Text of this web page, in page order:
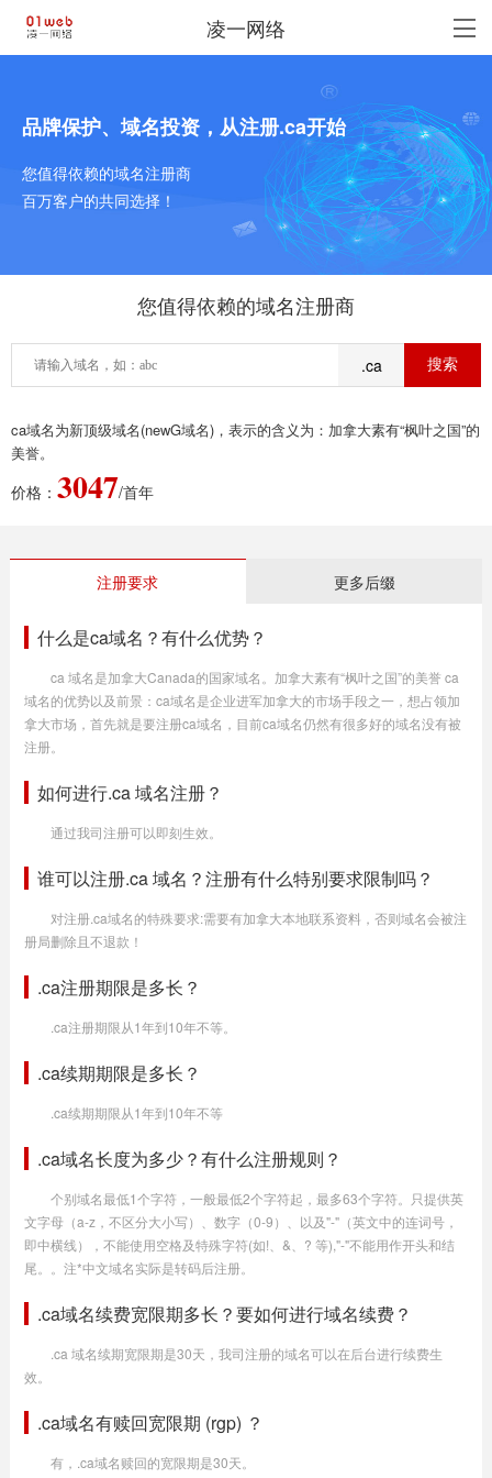
凌一网络
品牌保护、域名投资，从注册.ca开始
您值得依赖的域名注册商
百万客户的共同选择！
您值得依赖的域名注册商
.ca
ca域名为新顶级域名(newG域名)，表示的含义为：加拿大素有“枫叶之国”的
美誉。
价格： 3047/首年
注册要求 更多后缀
什么是ca域名？有什么优势？
ca 域名是加拿大Canada的国家域名。加拿大素有“枫叶之国”的美誉 ca
域名的优势以及前景：ca域名是企业进军加拿大的市场手段之一，想占领加
拿大市场，首先就是要注册ca域名，目前ca域名仍然有很多好的域名没有被
注册。
如何进行.ca 域名注册？
通过我司注册可以即刻生效。
谁可以注册.ca 域名？注册有什么特别要求限制吗？
对注册.ca域名的特殊要求:需要有加拿大本地联系资料，否则域名会被注
册局删除且不退款！
.ca注册期限是多长？
.ca注册期限从1年到10年不等。
.ca续期期限是多长？
.ca续期期限从1年到10年不等
.ca域名长度为多少？有什么注册规则？
个别域名最低1个字符，一般最低2个字符起，最多63个字符。只提供英
文字母（a-z，不区分大小写）、数字（0-9）、以及"-"（英文中的连词号，
即中横线），不能使用空格及特殊字符(如!、&、? 等),"-"不能用作开头和结
尾。。注*中文域名实际是转码后注册。
.ca域名续费宽限期多长？要如何进行域名续费？
.ca 域名续期宽限期是30天，我司注册的域名可以在后台进行续费生
效。
.ca域名有赎回宽限期 (rgp) ？
有，.ca域名赎回的宽限期是30天。